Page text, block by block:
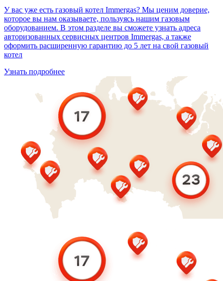
У вас уже есть газовый котел Immergas? Мы ценим доверие,
которое вы нам оказываете, пользуясь нашим газовым
оборудованием. В этом разделе вы сможете узнать адреса
авторизованных сервисных центров Immergas, а также
оформить расширенную гарантию до 5 лет на свой газовый
котел
Узнать подробнее